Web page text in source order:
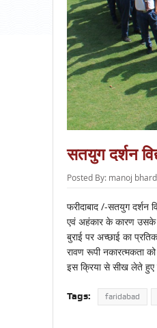
सतयुग दर्शन
Posted By: manoj
फरीदाबाद /-सतयुग दर्शन
एवं अहंकार के कारण उसके
बुराई पर अच्छाई का
रावण रूपी नकारत्मकता
इस क्रिया से सीख लेते हुए
Tags: faridabad